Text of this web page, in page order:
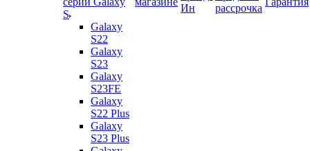
S
Galaxy
S22
Galaxy
S23
Galaxy
S23FE
Galaxy
S22 Plus
Galaxy
S23 Plus
Ин
рассрочка